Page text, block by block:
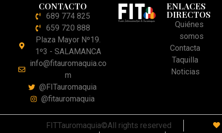
CONTACTO
689 774 825
659 720 888
Plaza Mayor Nº19.
1º3 - SALAMANCA
info@fitauromaquia.co
m
@FITauromaquia
@fitauromaquia
ENLACES
DIRECTOS
Quiénes
somos
Contacta
Taquilla
Noticias
FITTauromaquia©All rights reserved